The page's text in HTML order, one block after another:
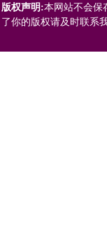
版权声明:本网站不会保
了你的版权请及时联系